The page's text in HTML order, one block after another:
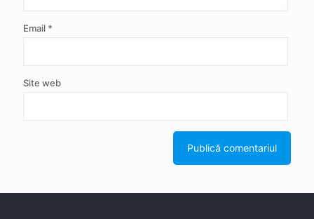
Email *
Site web